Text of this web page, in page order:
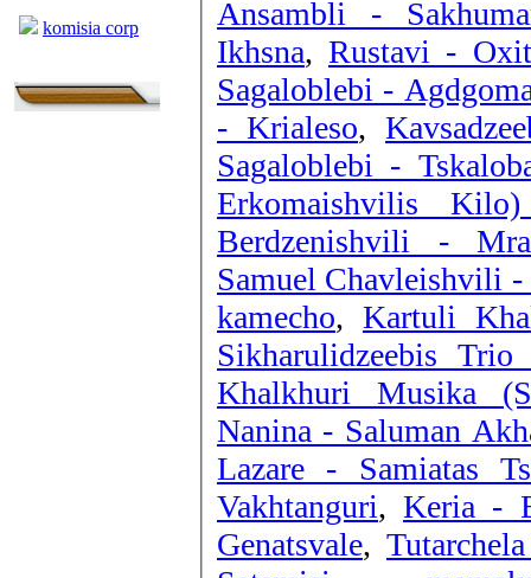
komisia corp
Ansambli -
Ikhsna,
Sagaloblebi -
- Krialeso,
Sagaloblebi -
Erkomaishvilis
Berdzenishvili -
Samuel Chavleishvili -
kamecho, Kartuli
Sikharulidzeebis
Khalkhuri Musika
Nanina - Saluman
Lazare - Samiatas
Vakhtanguri, Keria -
Genatsvale,